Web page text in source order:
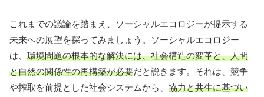
これまでの議論を踏まえ、ソーシャルエコロジーが提示する
未来への展望を探ってみましょう。ソーシャルエコロジー
は、 環境問題の根本的な解決には、社会構造の変革と、人間
と自然の関係性の再構築が必要だと説きます。それは、競争
や搾取を前提とした社会システムから、 協力と共生に基づい